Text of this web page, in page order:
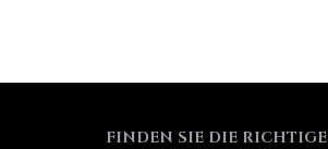
FINDEN SIE DIE RICHTIGE